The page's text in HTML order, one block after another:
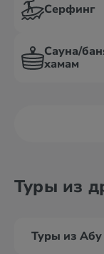
Серфинг
Сауна/
хамам
Туры из
Туры из